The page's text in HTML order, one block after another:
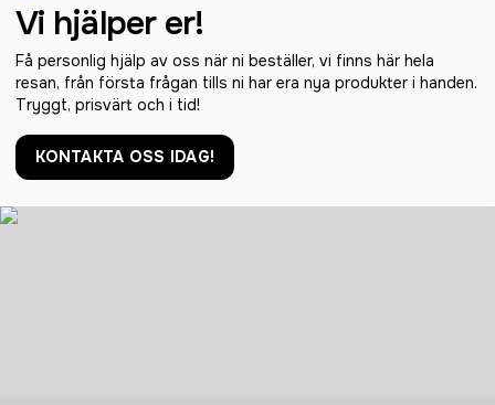
Vi hjälper er!
Få personlig hjälp av oss när ni beställer, vi finns här hela
resan, från första frågan tills ni har era nya produkter i handen.
Tryggt, prisvärt och i tid!
KONTAKTA OSS IDAG!